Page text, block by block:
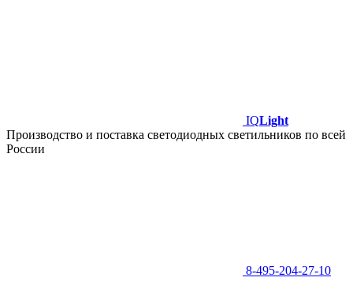
IQLight
Производство и поставка светодиодных светильников по всей
России
8-495-204-27-10